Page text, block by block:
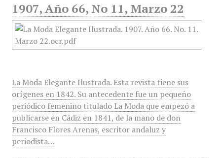
1907, Año 66, No 11, Marzo 22
La Moda Elegante Ilustrada. Esta revista tiene sus
orígenes en 1842. Su antecedente fue un pequeño
periódico femenino titulado La Moda que empezó a
publicarse en Cádiz en 1841, de la mano de don
Francisco Flores Arenas, escritor andaluz y
periodista…